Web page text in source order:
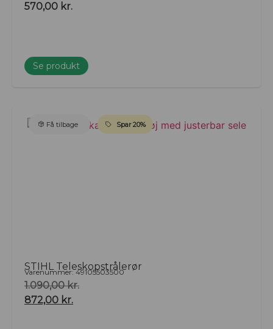
570,00 kr.
Se produkt
Få tilbage Spar 20%
STIHL Teleskopstrålerør
Varenummer: 49105503500
1.090,00kr.
872,00 kr.